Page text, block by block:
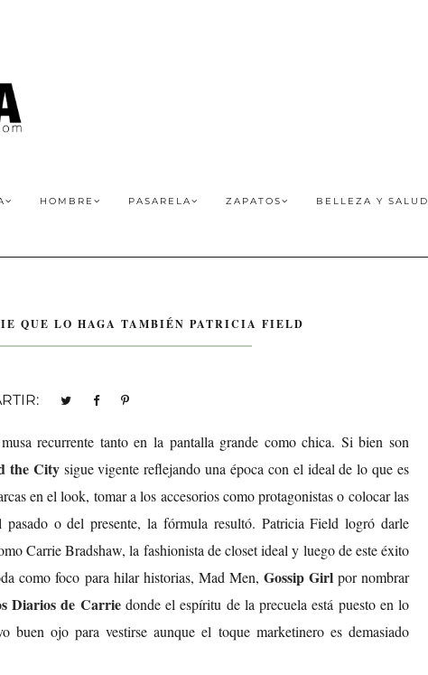
HOMBRE PASARELA ZAPATOS BELLEZA Y SALUD
QUE LO HAGA TAMBIÉN PATRICIA FIELD
recurrente tanto en la pantalla grande como chica. Si bien son
the Citysigue vigente reflejando una época con el ideal de lo que es
en el look, tomar a los accesorios como protagonistas o colocar las
o del presente, la fórmula resultó. Patricia Field logró darle
Carrie Bradshaw, la fashionista de closet ideal y luego de este éxito
como foco para hilar historias, Mad Men, Gossip Girlpor nombrar
Diarios de Carriedonde el espíritu de la precuela está puesto en lo
buen ojo para vestirse aunque el toque marketinero es demasiado